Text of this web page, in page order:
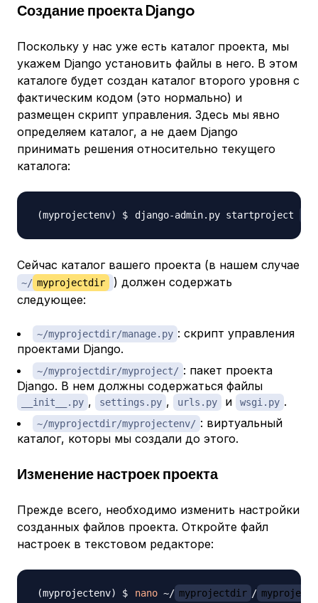
Создание проекта Django
Поскольку у нас уже есть каталог проекта, мы
укажем Django установить файлы в него. В этом
каталоге будет создан каталог второго уровня с
фактическим кодом (это нормально) и
размещен скрипт управления. Здесь мы явно
определяем каталог, а не даем Django
принимать решения относительно текущего
каталога:
django-admin.py startproject
Сейчас каталог вашего проекта (в нашем случае
~/ myprojectdir
) должен содержать
следующее:
~/myprojectdir/manage.py : скрипт управления
проектами Django.
~/myprojectdir/myproject/ : пакет проекта
Django. В нем должны содержаться файлы
__init__.py , settings.py , urls.py и wsgi.py .
~/myprojectdir/myprojectenv/ : виртуальный
каталог, которы мы создали до этого.
Изменение настроек проекта
Прежде всего, необходимо изменить настройки
созданных файлов проекта. Откройте файл
настроек в текстовом редакторе:
nano ~/ myprojectdir / myproject